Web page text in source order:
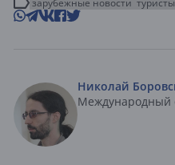
зарубежные новости туристы
Николай
Международный